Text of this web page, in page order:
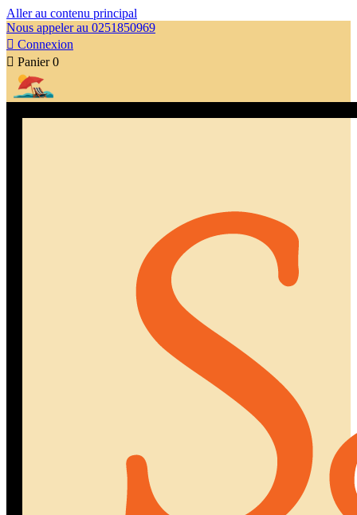
Aller au contenu principal
Nous appeler au 0251850969
 Connexion
 Panier 0